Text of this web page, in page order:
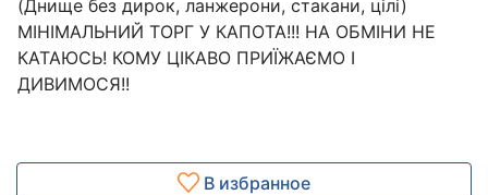
(Днище без дирок, ланжерони, стакани, цілі)
МІНІМАЛЬНИЙ ТОРГ У КАПОТА!!! НА ОБМІНИ НЕ
КАТАЮСЬ! КОМУ ЦІКАВО ПРИЇЖАЄМО І
ДИВИМОСЯ!!
В избранное